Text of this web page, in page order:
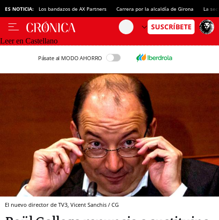
ES NOTICIA: Los bandazos de AX Partners Carrera por la alcaldía de Girona La
Leer en Castellano
Pásate al MODO AHORRO
El nuevo director de TV3, Vicent Sanchis / CG